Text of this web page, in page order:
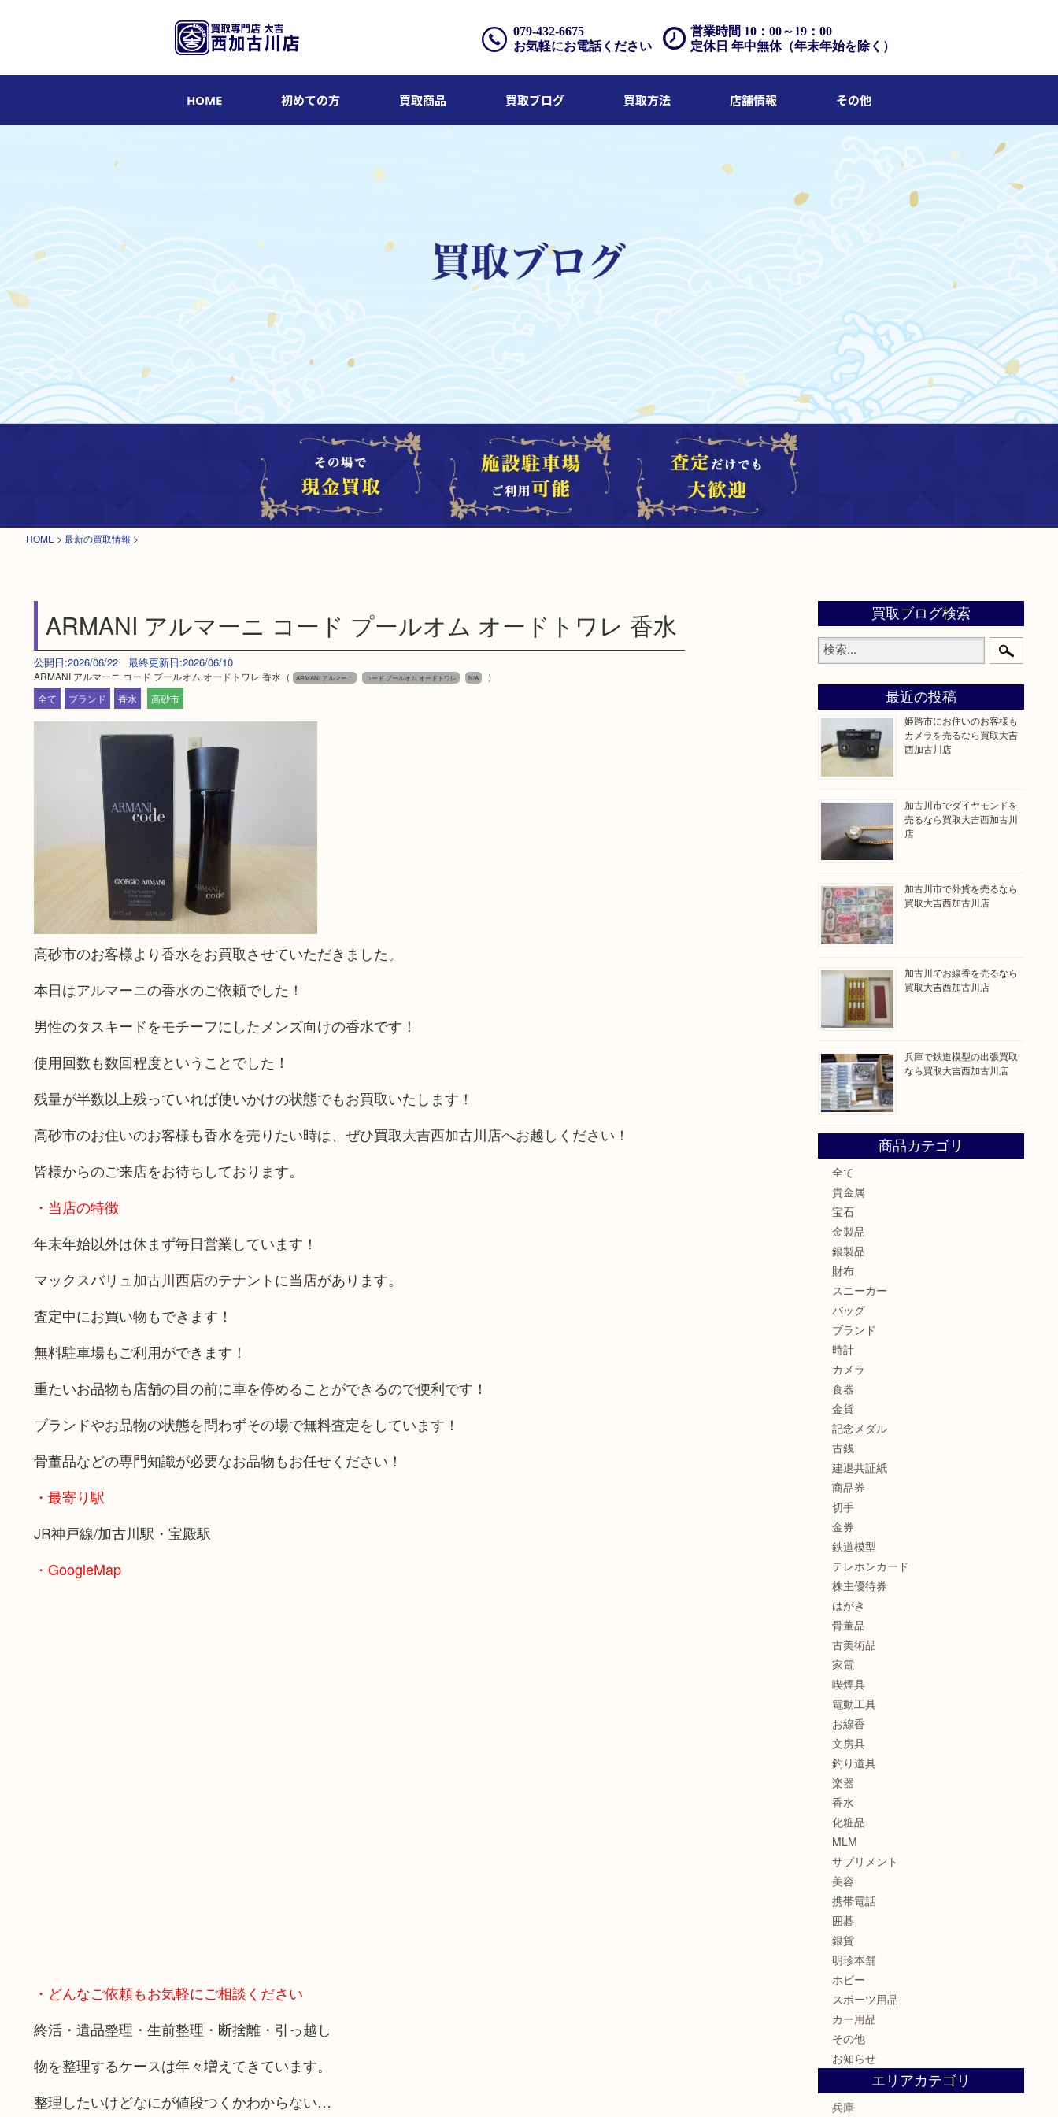
営業時間 10：00～19：00
定休日 年中無休（年末年始を除く）
079-432-6675
お気軽にお電話ください
HOME 初めての方 買取商品 買取ブログ 買取方法 店舗情報 その他
HOME > 最新の買取情報 >
ARMANI アルマーニ コード プールオム オードトワレ 香水
公開日:2026/06/22 最終更新日:2026/06/10
ARMANI アルマーニ コード プールオム オードトワレ 香水（ ARMANI アルマーニ コード プールオム オードトワレ N/A
）
全て
ブランド 香水 高砂市
高砂市のお客様より香水をお買取させていただきました。
本日はアルマーニの香水のご依頼でした！
男性のタスキードをモチーフにしたメンズ向けの香水です！
使用回数も数回程度ということでした！
残量が半数以上残っていれば使いかけの状態でもお買取いたします！
高砂市のお住いのお客様も香水を売りたい時は、ぜひ買取大吉西加古川店へお越しください！
皆様からのご来店をお待ちしております。
・当店の特徴
年末年始以外は休まず毎日営業しています！
マックスバリュ加古川西店のテナントに当店があります。
査定中にお買い物もできます！
無料駐車場もご利用ができます！
重たいお品物も店舗の目の前に車を停めることができるので便利です！
ブランドやお品物の状態を問わずその場で無料査定をしています！
骨董品などの専門知識が必要なお品物もお任せください！
・最寄り駅
JR神戸線/加古川駅・宝殿駅
・GoogleMap
・どんなご依頼もお気軽にご相談ください
終活・遺品整理・生前整理・断捨離・引っ越し
物を整理するケースは年々増えてきています。
整理したいけどなにが値段つくかわからない…
買取ブログ検索
最近の投稿
姫路市にお住いのお客様も
カメラを売るなら買取大吉
西加古川店
加古川市でダイヤモンドを
売るなら買取大吉西加古川
店
加古川市で外貨を売るなら
買取大吉西加古川店
加古川でお線香を売るなら
買取大吉西加古川店
兵庫で鉄道模型の出張買取
なら買取大吉西加古川店
商品カテゴリ
全て
貴金属
宝石
金製品
銀製品
財布
スニーカー
バッグ
ブランド
時計
カメラ
食器
金貨
記念メダル
古銭
建退共証紙
商品券
切手
金券
鉄道模型
テレホンカード
株主優待券
はがき
骨董品
古美術品
家電
喫煙具
電動工具
お線香
文房具
釣り道具
楽器
香水
化粧品
MLM
サプリメント
美容
携帯電話
囲碁
銀貨
明珍本舗
ホビー
スポーツ用品
カー用品
その他
お知らせ
エリアカテゴリ
兵庫